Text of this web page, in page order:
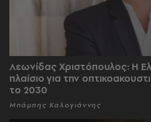
Λεωνίδας Χριστόπουλος: Η
πλαίσιο για την
το 2030
Μπάμπης Καλογιάννης